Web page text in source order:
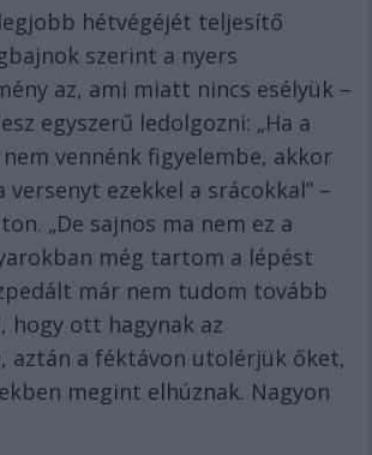
hétvégéjét teljesítő
szerint a nyers
az, ami miatt nincs esélyük –
egyszerű ledolgozni: „Ha a
vennénk figyelembe, akkor
ezekkel a srácokkal” –
„De sajnos ma nem ez a
még tartom a lépést
már nem tudom tovább
hogy ott hagynak az
aztán a féktávon utolérjük őket,
megint elhúznak. Nagyon